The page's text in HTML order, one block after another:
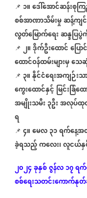
📌 ၁။ဒေါ်အောင်ဆန်းစု
စစ်အာဏာသိမ်းမှုဆန့်ကျ
လွတ်မြောက်ရေးဆန္ဒပြ
📌 ၂။ဒိုက်ဦးထောင်ပြေ
ထောင်ဝန်ထမ်းများမှသေ
📌 ၃။နိုင်ငံရေးအကျဉ်းသ
ကွေးထောင်နှင့် မြင်းခြံ
အမျိုးသမီး၃ဦးအလုပ်ထု
ရ
📌 ၄။မေလ၃၁ရက်နေ့
ခဲ့ရသည့်ကလေး၊လူငယ်နှ
၂၀၂၄ခုနှစ်ဇွန်လ၁၇ရ
စစ်ရေးသတင်းကောက်နုတ်